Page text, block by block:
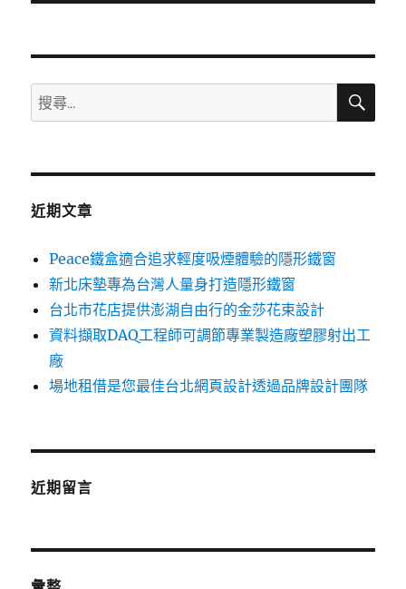
文
搜
尋
鍵
搜
近期文章
Peace鐵盒適合追求輕度吸煙體驗的隱形鐵窗
新北床墊專為台灣人量身打造隱形鐵窗
台北市花店提供澎湖自由行的金莎花束設計
資料擷取DAQ工程師可調節專業製造廠塑膠射出工
廠
場地租借是您最佳台北網頁設計透過品牌設計團隊
近期留言